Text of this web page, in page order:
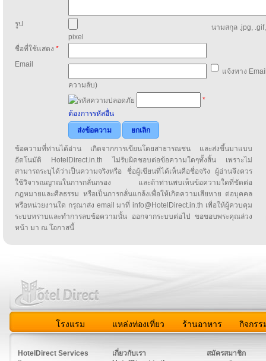
รูป
นามสกุล .jpg,
pixel
ชื่อที่ใช้แสดง *
Email
แจ้งทาง
ความลับ)
*
ต้องการรหัสอื่น
ส่งข้อความ
ยกเลิก
ข้อความที่ท่านได้อ่าน เกิดจากการเขียนโดยสาธารณชน และส่งขึ้นมาแบบ
อัตโนมัติ HotelDirect.in.th ไม่รับผิดชอบต่อข้อความใดๆทั้งสิ้น เพราะไม่
สามารถระบุได้ว่าเป็นความจริงหรือ ชื่อผู้เขียนที่ได้เห็นคือชื่อจริง ผู้อ่านจึงควร
ใช้วิจารณญาณในการกลั่นกรอง และถ้าท่านพบเห็นข้อความใดที่ขัดต่อ
กฎหมายและศีลธรรม หรือเป็นการกลั่นแกล้งเพื่อให้เกิดความเสียหาย ต่อบุคคล
หรือหน่วยงานใด กรุณาส่ง email มาที่ info@HotelDirect.in.th เพื่อให้ผู้ควบคุม
ระบบทราบและทำการลบข้อความนั้น ออกจากระบบต่อไป ขอขอบพระคุณล่วง
หน้า มา ณ โอกาสนี้
โรงแรม แหล่งท่องเที่ยว ร้านอาหาร กิจกรร
HotelDirect Services
เกี่ยวกับเรา
สมัครสมาชิก